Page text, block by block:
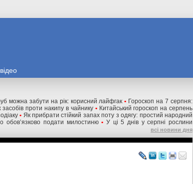
можна забути на рік: корисний лайфгак • Гороскоп на 7 серпня:
засобів проти накипу в чайнику • Китайський гороскоп на серпень
• Як прибрати стійкий запах поту з одягу: простий народний
обов’язково подати милостиню • У ці 5 днів у серпні рослини
всі новини дня